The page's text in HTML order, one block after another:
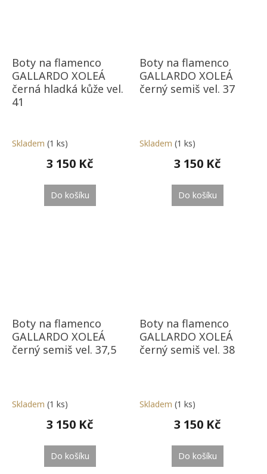
Boty na flamenco
GALLARDO XOLEÁ
černá hladká kůže vel.
41
Skladem (1 ks)
3 150 Kč
Do košíku
Boty na flamenco
GALLARDO XOLEÁ
černý semiš vel. 37
Skladem (1 ks)
3 150 Kč
Do košíku
Boty na flamenco
GALLARDO XOLEÁ
černý semiš vel. 37,5
Skladem (1 ks)
3 150 Kč
Do košíku
Boty na flamenco
GALLARDO XOLEÁ
černý semiš vel. 38
Skladem (1 ks)
3 150 Kč
Do košíku